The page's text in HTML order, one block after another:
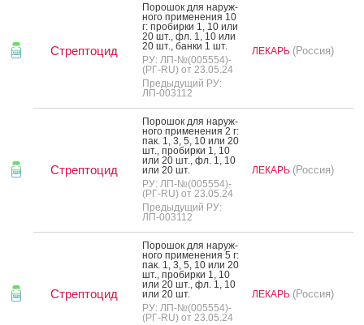
Стрептоцид
По­рошок для на­руж­
но­го при­мене­ния 10
г: про­бир­ки 1, 10 или
20 шт., фл. 1, 10 или
20 шт., бан­ки 1 шт.
РУ: ЛП-№(005554)-
(РГ-RU) от 23.05.24
Предыдущий РУ:
ЛП-003112
ЛЕКАРЬ (Россия)
Стрептоцид
По­рошок для на­руж­
но­го при­мене­ния 2 г:
пак. 1, 3, 5, 10 или 20
шт., про­бир­ки 1, 10
или 20 шт., фл. 1, 10
или 20 шт.
РУ: ЛП-№(005554)-
(РГ-RU) от 23.05.24
Предыдущий РУ:
ЛП-003112
ЛЕКАРЬ (Россия)
Стрептоцид
По­рошок для на­руж­
но­го при­мене­ния 5 г:
пак. 1, 3, 5, 10 или 20
шт., про­бир­ки 1, 10
или 20 шт., фл. 1, 10
или 20 шт.
РУ: ЛП-№(005554)-
(РГ-RU) от 23.05.24
ЛЕКАРЬ (Россия)